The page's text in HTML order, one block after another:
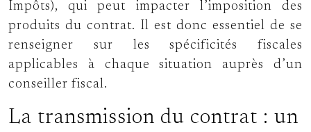
Impôts), qui peut impacter l’imposition des
produits du contrat. Il est donc essentiel de se
renseigner sur les spécificités fiscales
applicables à chaque situation auprès d’un
conseiller fiscal.
La transmission du contrat : un